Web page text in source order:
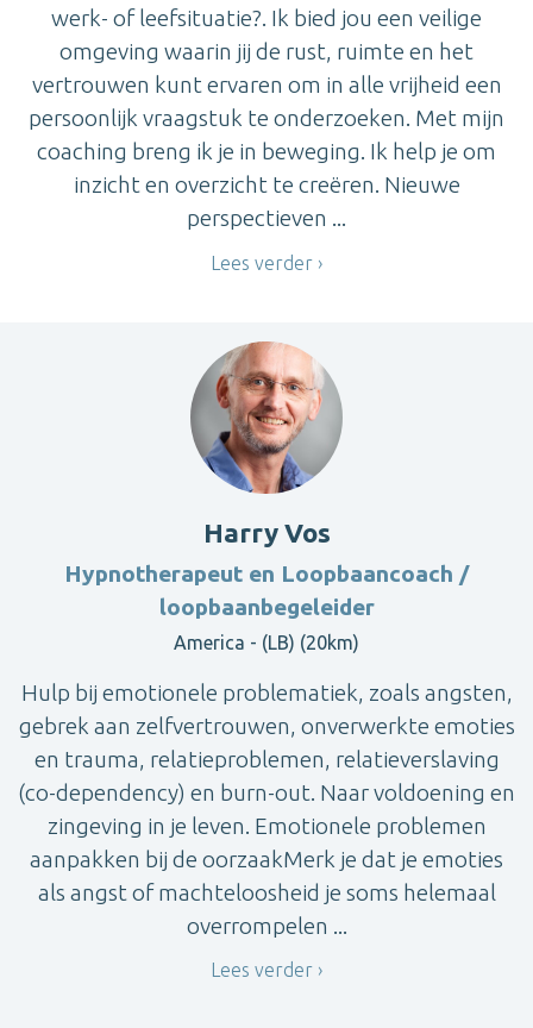
werk- of leefsituatie?. Ik bied jou een veilige
omgeving waarin jij de rust, ruimte en het
vertrouwen kunt ervaren om in alle vrijheid een
persoonlijk vraagstuk te onderzoeken. Met mijn
coaching breng ik je in beweging. Ik help je om
inzicht en overzicht te creëren. Nieuwe
perspectieven ...
Lees verder
Harry Vos
Hypnotherapeut en Loopbaancoach /
loopbaanbegeleider
America - (LB) (20km)
Hulp bij emotionele problematiek, zoals angsten,
gebrek aan zelfvertrouwen, onverwerkte emoties
en trauma, relatieproblemen, relatieverslaving
(co-dependency) en burn-out. Naar voldoening en
zingeving in je leven. Emotionele problemen
aanpakken bij de oorzaakMerk je dat je emoties
als angst of machteloosheid je soms helemaal
overrompelen ...
Lees verder